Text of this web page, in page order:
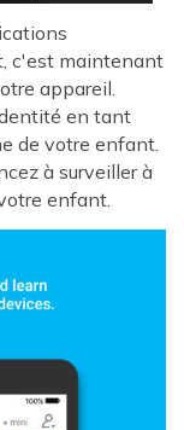
c'est maintenant
appareil.
en tant
de votre enfant.
à surveiller à
enfant.